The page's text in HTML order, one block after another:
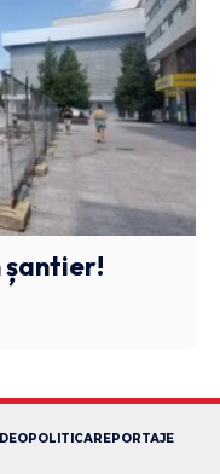
șantier!
POLITICAREPORTAJE